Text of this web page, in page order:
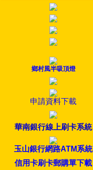
鄉村風半吸頂燈
申請資料下載
華南銀行線上刷卡系統
玉山銀行網路ATM系統
信用卡刷卡郵購單下載